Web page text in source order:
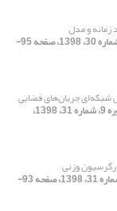
زمانه و مدل
[دوره 9، شماره 30، 1398، صفحه 95-
شبکه‌ای جریان‌های فضایی
[دوره 9، شماره 31، 1398،
وزنی
[دوره 9، شماره 31، 1398، صفحه 93-